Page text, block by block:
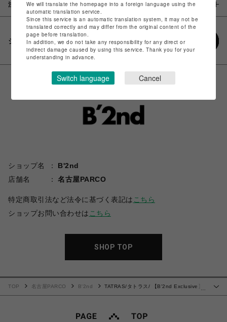
注意事項
シェアする
ショップ名
B'2nd
店舗名
名古屋PARCO
特定商取引法など法令に基づく表記は こちら
ショップお問い合わせは こちら
SHOP TOP
…
TOP 名古屋PARCO B'2nd
TATRAS/タトラス/ 【B'2nd Exclusive】
We will translate the homepage into a foreign language using the
automatic translation service.
Since this service is an automatic translation system, it may not be
translated correctly and may differ from the original content of the
page before translation.
In addition, we do not take any responsibility for any direct or
indirect damage caused by using this service. Thank you for your
understanding in advance.
Switch language Cancel